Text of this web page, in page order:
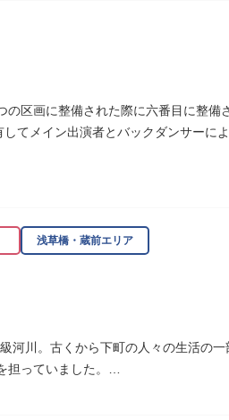
内側すべてがスクリーンになってい
竜をはじめとした様々な実物標本、
ジアにおける科学系博物館の中核施
区画に整備された際に六番目に整
てメイン出演者とバックダンサーに
浅草橋・蔵前エリア
河川。古くから下町の人々の生活の
っていました。